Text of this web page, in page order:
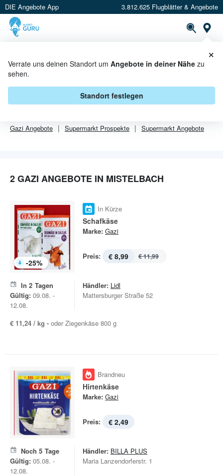
DIE Angebote App 3.812.625 Flugblätter & Angebote
Verrate uns deinen Standort um Angebote in deiner Nähe zu
sehen.
Standort festlegen
×
GAZI ANGEBOTE IN MISTELBACH
VonGazigibt es aktuell2 Angebote in Mistelbach.
Gazi Angebote Supermarkt Prospekte Supermarkt Angebote
2 GAZI ANGEBOTE IN MISTELBACH
-25%
In Kürze
Schafkäse
Marke: Gazi
Preis: € 8,99 € 11,99
In 2 Tagen
Gültig: 09.08. -
12.08.
Händler: Lidl
Mattersburger Straße 52
€ 11,24 / kg - oder Ziegenkäse 800 g
Brandneu
Hirtenkäse
Marke: Gazi
Preis: € 2,49
Noch 5 Tage
Gültig: 05.08. -
12.08.
Händler: BILLA PLUS
Maria Lanzendorferstr. 1